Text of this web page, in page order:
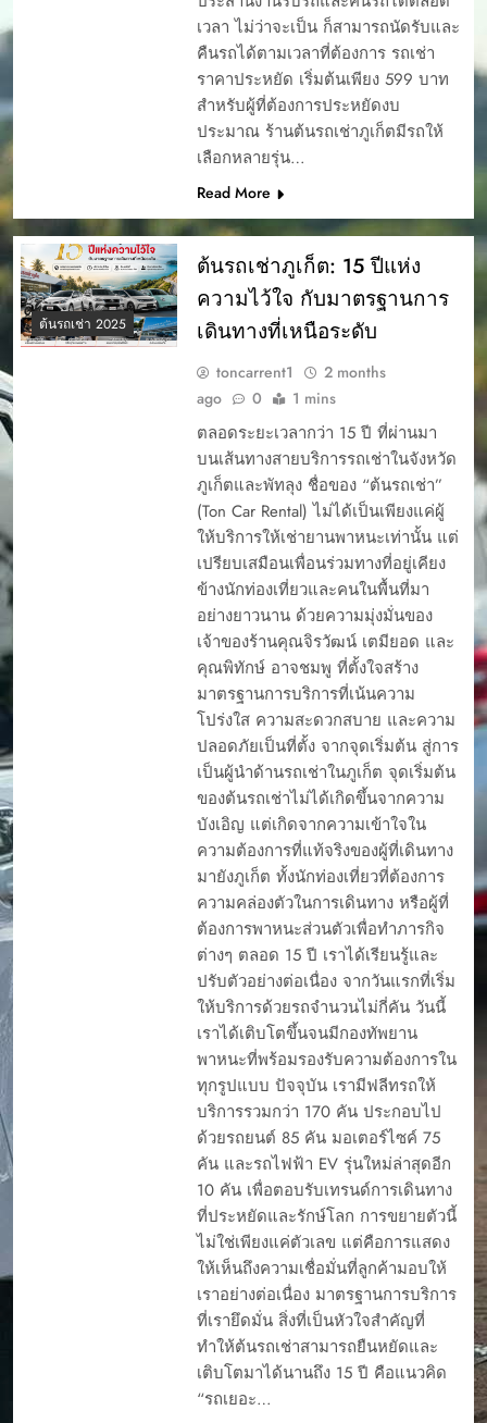
เวลา ไม่ว่าจะเป็น ก็สามารถนัดรับและ
คืนรถได้ตามเวลาที่ต้องการ รถเช่า
ราคาประหยัด เริ่มต้นเพียง 599 บาท
สำหรับผู้ที่ต้องการประหยัดงบ
ประมาณ ร้านต้นรถเช่าภูเก็ตมีรถให้
เลือกหลายรุ่น…
Read More
ต้นรถเช่า 2025
ต้นรถเช่าภูเก็ต: 15 ปีแห่ง
ความไว้ใจ กับมาตรฐานการ
เดินทางที่เหนือระดับ
toncarrent1
2 months
ago
0 1 mins
ตลอดระยะเวลากว่า 15 ปี ที่ผ่านมา
บนเส้นทางสายบริการรถเช่าในจังหวัด
ภูเก็ตและพัทลุง ชื่อของ “ต้นรถเช่า”
(Ton Car Rental) ไม่ได้เป็นเพียงแค่ผู้
ให้บริการให้เช่ายานพาหนะเท่านั้น แต่
เปรียบเสมือนเพื่อนร่วมทางที่อยู่เคียง
ข้างนักท่องเที่ยวและคนในพื้นที่มา
อย่างยาวนาน ด้วยความมุ่งมั่นของ
เจ้าของร้านคุณจิรวัฒน์ เตมียอด และ
คุณพิทักษ์ อาจชมพู ที่ตั้งใจสร้าง
มาตรฐานการบริการที่เน้นความ
โปร่งใส ความสะดวกสบาย และความ
ปลอดภัยเป็นที่ตั้ง จากจุดเริ่มต้น สู่การ
เป็นผู้นำด้านรถเช่าในภูเก็ต จุดเริ่มต้น
ของต้นรถเช่าไม่ได้เกิดขึ้นจากความ
บังเอิญ แต่เกิดจากความเข้าใจใน
ความต้องการที่แท้จริงของผู้ที่เดินทาง
มายังภูเก็ต ทั้งนักท่องเที่ยวที่ต้องการ
ความคล่องตัวในการเดินทาง หรือผู้ที่
ต้องการพาหนะส่วนตัวเพื่อทำภารกิจ
ต่างๆ ตลอด 15 ปี เราได้เรียนรู้และ
ปรับตัวอย่างต่อเนื่อง จากวันแรกที่เริ่ม
ให้บริการด้วยรถจำนวนไม่กี่คัน วันนี้
เราได้เติบโตขึ้นจนมีกองทัพยาน
พาหนะที่พร้อมรองรับความต้องการใน
ทุกรูปแบบ ปัจจุบัน เรามีฟลีทรถให้
บริการรวมกว่า 170 คัน ประกอบไป
ด้วยรถยนต์ 85 คัน มอเตอร์ไซค์ 75
คัน และรถไฟฟ้า EV รุ่นใหม่ล่าสุดอีก
10 คัน เพื่อตอบรับเทรนด์การเดินทาง
ที่ประหยัดและรักษ์โลก การขยายตัวนี้
ไม่ใช่เพียงแค่ตัวเลข แต่คือการแสดง
ให้เห็นถึงความเชื่อมั่นที่ลูกค้ามอบให้
เราอย่างต่อเนื่อง มาตรฐานการบริการ
ที่เรายึดมั่น สิ่งที่เป็นหัวใจสำคัญที่
ทำให้ต้นรถเช่าสามารถยืนหยัดและ
เติบโตมาได้นานถึง 15 ปี คือแนวคิด
“รถเยอะ…